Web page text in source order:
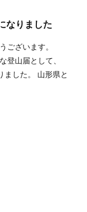
なりました
ございます。
登山届として、
ました。 山形県と